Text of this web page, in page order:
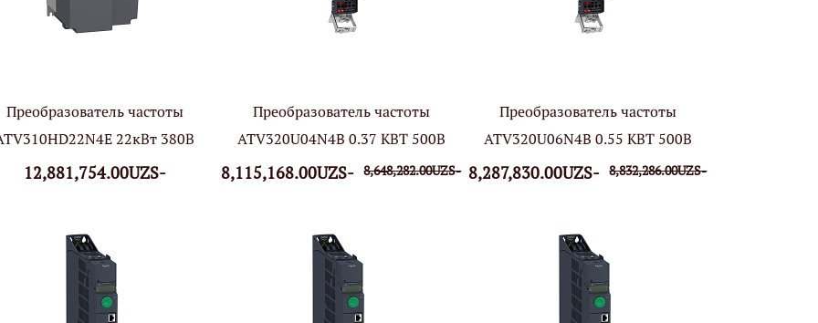
Преобразователь частоты
22кВт 380В
12,881,754.00UZS-
Преобразователь частоты
ATV320U04N4B 0.37 КВТ 500В
8,115,168.00UZS- 8,648,282.00UZS-
Преобразователь частоты
ATV320U06N4B 0.55 КВТ 500В
8,287,830.00UZS- 8,832,286.00UZS-